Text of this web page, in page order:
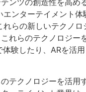
ンツの創造性を高め
ンターテイメント体
らの新しいテクノロ
れらのテクノロジー
験したり、ARを活
テクノロジーを活用